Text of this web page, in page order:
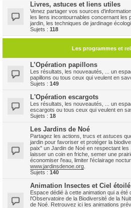
Livres, astuces et liens utiles
Venez partager vos sources
les liens incontournables concernant les
jardin, les techniques de jardinage
Sujets : 118
Les programmes et
L’Opération papillons
Les résultats, les nouveautés, ... un
papillons ou tous ceux qui veulent en
Sujets : 149
L'Opération escargots
Les résultats, les nouveautés, ... un
escargots ou tous ceux qui veulent en
Sujets : 18
Les Jardins de Noé
Partagez les actions, trucs et astuces
jardin pour favoriser et protéger la
paix" un Jardin de Noé en respectant les
laisser un coin en friche, semer une
économiser l'eau, limiter l'éclairage
www.jardinsdenoe.org
Sujets : 140
Animation Insectes et Ciel étoilé
Espace dédié à cette animation qui a
l'Observatoire de la Biodiversité de la
de Noé. Retrouvez ici les animations